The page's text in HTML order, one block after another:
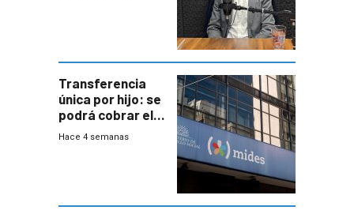
Transferencia
única por hijo: se
podrá cobrar el
100% en efectivo
Hace 4 semanas